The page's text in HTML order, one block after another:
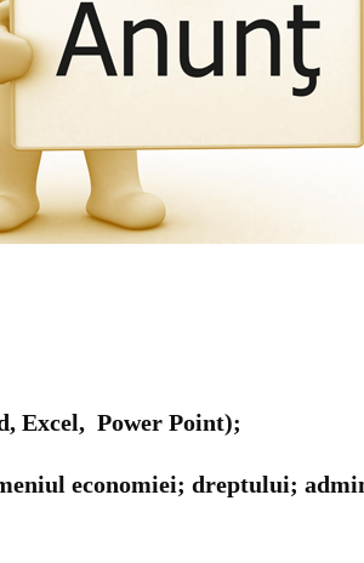
Excel, Power Point);
economiei; dreptului;